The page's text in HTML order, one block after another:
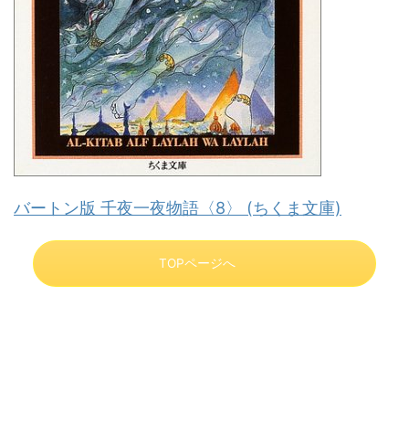
バートン版 千夜一夜物語〈8〉 (ちくま文庫)
TOPページへ